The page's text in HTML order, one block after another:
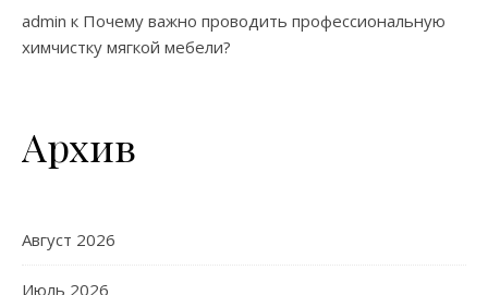
admin к Почему важно проводить профессиональную
химчистку мягкой мебели?
Архив
Август 2026
Июль 2026